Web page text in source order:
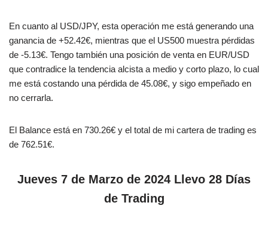
En cuanto al USD/JPY, esta operación me está generando una
ganancia de +52.42€, mientras que el US500 muestra pérdidas
de -5.13€. Tengo también una posición de venta en EUR/USD
que contradice la tendencia alcista a medio y corto plazo, lo cual
me está costando una pérdida de 45.08€, y sigo empeñado en
no cerrarla.
El Balance está en 730.26€ y el total de mi cartera de trading es
de 762.51€.
Jueves 7 de Marzo de 2024 Llevo 28 Días
de Trading